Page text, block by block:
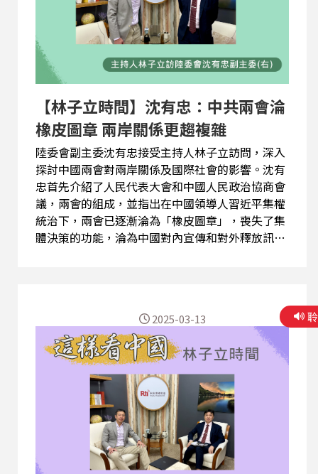
【林子立時間】沈有忠：中共兩會淪
橡皮圖章 兩岸關係更趨複雜
陸委會副主委沈有忠接受主持人林子立訪問，深入
探討中國兩會對兩岸關係及國際社會的影響。沈有
忠首先介紹了人民代表大會和中國人民政治協商會
議，兩會的組成，並指出在中國領導人習近平集權
統治下，兩會已逐漸淪為「橡皮圖章」，喪失了集
體決策的功能，淪為中國對內宣傳和對外釋放訊息
或是兩會的議題，兩岸問題都並未成為重點，因此
兩會的重要性正在下降，而真正重要的是在兩會以
前召開的全國對台工作會議，因為此會重點就是對
台，所以更有指標性。而近期討論的涉台言論，要
完善促進兩岸經濟文化交流合作制度和政策，沈有
忠解析，這當然是一種訊號，但是否今年就會看到
更多的涉台制度跟政策，還有待觀察。 中國兩會閉
幕，中國解放軍和武警部隊代表團新聞發言人吳謙
受訪時表示，2025年中國一般公共預算安排國防支
出達1.81兆元(約新台幣8.2兆元)，比2024年執行數
2025-03-13